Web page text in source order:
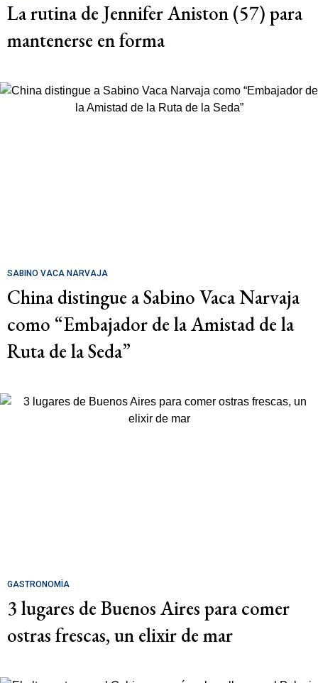
La rutina de Jennifer Aniston (57) para
mantenerse en forma
SABINO VACA NARVAJA
China distingue a Sabino Vaca Narvaja
como “Embajador de la Amistad de la
Ruta de la Seda”
GASTRONOMÍA
3 lugares de Buenos Aires para comer
ostras frescas, un elixir de mar